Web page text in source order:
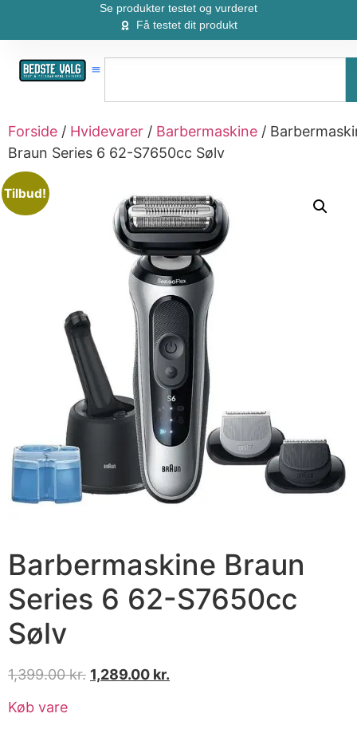
Se produkter testet og vurderet
Få testet dit produkt
Forside / Hvidevarer / Barbermaskine /
Braun Series 6 62-S7650cc Sølv
Tilbud!
Barbermaskine Braun
Series 6 62-S7650cc
Sølv
1,399.00kr. 1,289.00 kr.
Køb vare